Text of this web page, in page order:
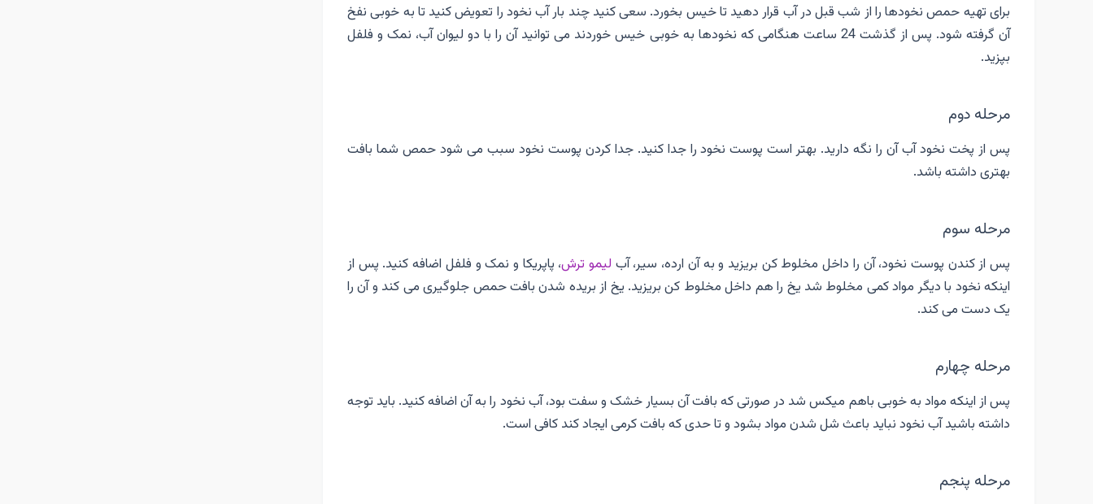
برای تهیه حمص نخودها را از شب قبل در آب قرار دهید تا خیس بخورد. سعی کنید چند بار آب نخود را تعویض کنید تا به خوبی نفخ
آن گرفته شود. پس از گذشت 24 ساعت هنگامی که نخودها به خوبی خیس خوردند می توانید آن را با دو لیوان آب، نمک و فلفل
بپزید.
مرحله دوم
پس از پخت نخود آب آن را نگه دارید. بهتر است پوست نخود را جدا کنید. جدا کردن پوست نخود سبب می شود حمص شما بافت
بهتری داشته باشد.
مرحله سوم
پس از کندن پوست نخود، آن را داخل مخلوط کن بریزید و به آن ارده، سیر، آب لیمو ترش، پاپریکا و نمک و فلفل اضافه کنید. پس از
اینکه نخود با دیگر مواد کمی مخلوط شد یخ را هم داخل مخلوط کن بریزید. یخ از بریده شدن بافت حمص جلوگیری می کند و آن را
یک دست می کند.
مرحله چهارم
پس از اینکه مواد به خوبی باهم میکس شد در صورتی که بافت آن بسیار خشک و سفت بود، آب نخود را به آن اضافه کنید. باید توجه
داشته باشید آب نخود نباید باعث شل شدن مواد بشود و تا حدی که بافت کرمی ایجاد کند کافی است.
مرحله پنجم